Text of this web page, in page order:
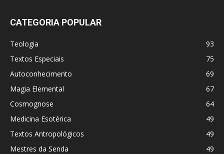
CATEGORIA POPULAR
Teologia
93
Textos Especiais
75
Autoconhecimento
69
Magia Elemental
67
Cosmognose
64
Medicina Esotérica
49
Textos Antropológicos
49
Mestres da Senda
49